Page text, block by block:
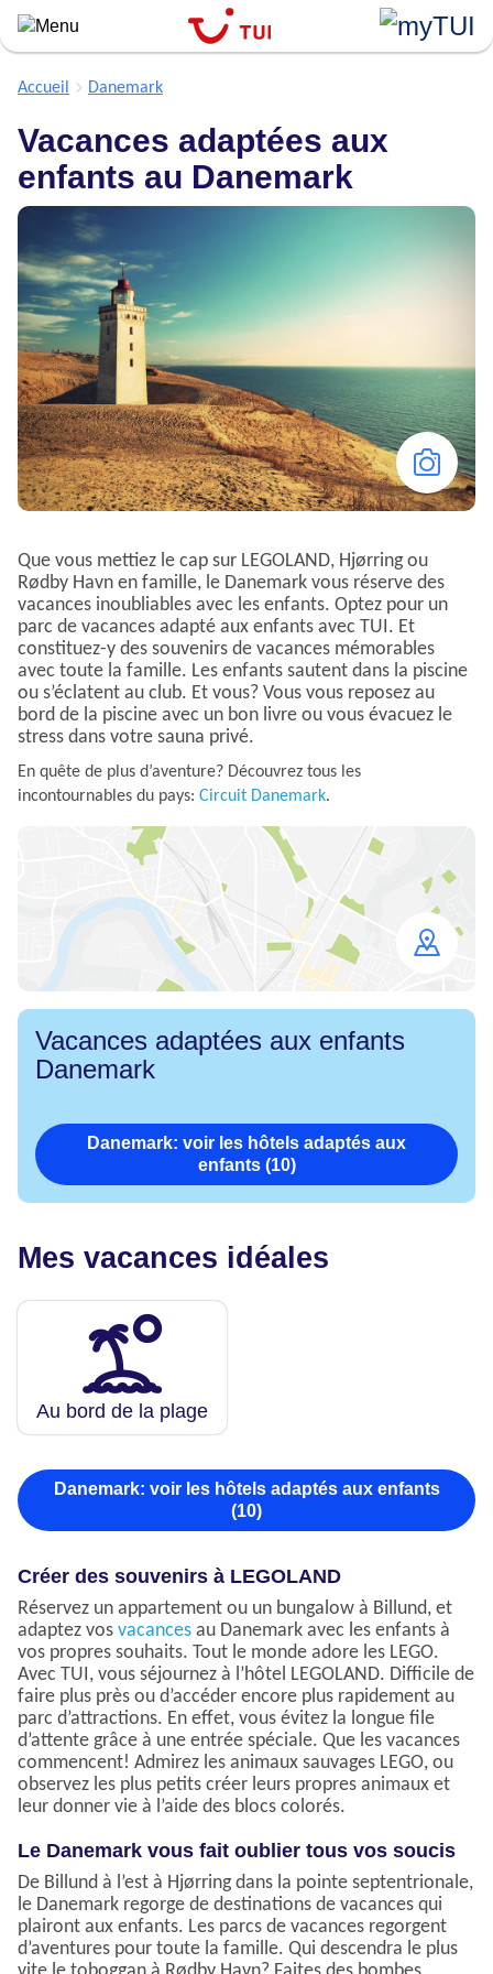
Aller
contenu
Accueil Danemark
Vacances adaptées aux
enfants au Danemark
Que vous mettiez le cap sur LEGOLAND, Hjørring ou
Rødby Havn en famille, le Danemark vous réserve des
vacances inoubliables avec les enfants. Optez pour un
parc de vacances adapté aux enfants avec TUI. Et
constituez-y des souvenirs de vacances mémorables
avec toute la famille. Les enfants sautent dans la piscine
ou s’éclatent au club. Et vous? Vous vous reposez au
bord de la piscine avec un bon livre ou vous évacuez le
stress dans votre sauna privé.
En quête de plus d’aventure? Découvrez tous les
incontournables du pays: Circuit Danemark.
map
Vacances adaptées aux enfants
Danemark
Danemark: voir les hôtels adaptés aux
enfants (10)
Mes vacances idéales
Au bord de la plage
Danemark: voir les hôtels adaptés aux enfants
(10)
Créer des souvenirs à LEGOLAND
Réservez un appartement ou un bungalow à Billund, et
adaptez vos vacances au Danemark avec les enfants à
vos propres souhaits. Tout le monde adore les LEGO.
Avec TUI, vous séjournez à l’hôtel LEGOLAND. Difficile de
faire plus près ou d’accéder encore plus rapidement au
parc d’attractions. En effet, vous évitez la longue file
d’attente grâce à une entrée spéciale. Que les vacances
commencent! Admirez les animaux sauvages LEGO, ou
observez les plus petits créer leurs propres animaux et
leur donner vie à l’aide des blocs colorés.
Le Danemark vous fait oublier tous vos soucis
De Billund à l’est à Hjørring dans la pointe septentrionale,
le Danemark regorge de destinations de vacances qui
plairont aux enfants. Les parcs de vacances regorgent
d’aventures pour toute la famille. Qui descendra le plus